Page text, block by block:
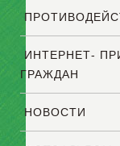
ИНТЕРНЕТ-
ГРАЖДАН
НОВОСТИ